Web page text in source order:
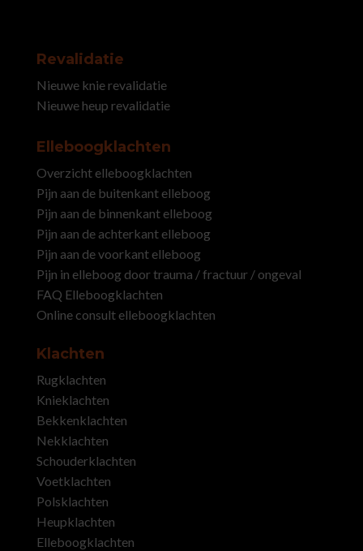
Revalidatie
Nieuwe knie revalidatie
Nieuwe heup revalidatie
Elleboogklachten
Overzicht elleboogklachten
Pijn aan de buitenkant elleboog
Pijn aan de binnenkant elleboog
Pijn aan de achterkant elleboog
Pijn aan de voorkant elleboog
Pijn in elleboog door trauma / fractuur / ongeval
FAQ Elleboogklachten
Online consult elleboogklachten
Klachten
Rugklachten
Knieklachten
Bekkenklachten
Nekklachten
Schouderklachten
Voetklachten
Polsklachten
Heupklachten
Elleboogklachten